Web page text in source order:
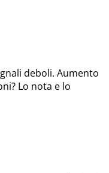
deboli. Aumento
Lo nota e lo